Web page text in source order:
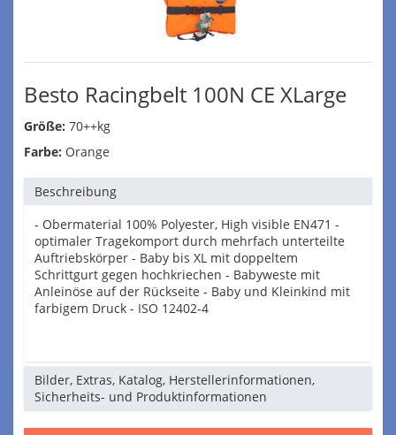
Besto Racingbelt 100N CE XLarge
Größe: 70++kg
Farbe: Orange
Beschreibung
- Obermaterial 100% Polyester, High visible EN471 -
optimaler Tragekomport durch mehrfach unterteilte
Auftriebskörper - Baby bis XL mit doppeltem
Schrittgurt gegen hochkriechen - Babyweste mit
Anleinöse auf der Rückseite - Baby und Kleinkind mit
farbigem Druck - ISO 12402-4
Bilder, Extras, Katalog, Herstellerinformationen,
Sicherheits- und Produktinformationen